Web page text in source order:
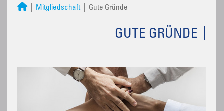
Mitgliedschaft Gute Gründe
GUTE GRÜNDE